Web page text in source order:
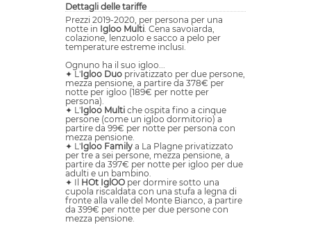
Dettagli delle tariffe
Prezzi 2019-2020, per persona per una
notte in Igloo Multi. Cena savoiarda,
colazione, lenzuolo e sacco a pelo per
temperature estreme inclusi.
Ognuno ha il suo igloo...
✦ L'Igloo Duo privatizzato per due persone,
mezza pensione, a partire da 378€ per
notte per igloo (189€ per notte per
persona).
✦ L'Igloo Multi che ospita fino a cinque
persone (come un igloo dormitorio) a
partire da 99€ per notte per persona con
mezza pensione.
✦ L'Igloo Family a La Plagne privatizzato
per tre a sei persone, mezza pensione, a
partire da 397€ per notte per igloo per due
adulti e un bambino.
✦ Il HOt IglOO per dormire sotto una
cupola riscaldata con una stufa a legna di
fronte alla valle del Monte Bianco, a partire
da 399€ per notte per due persone con
mezza pensione.